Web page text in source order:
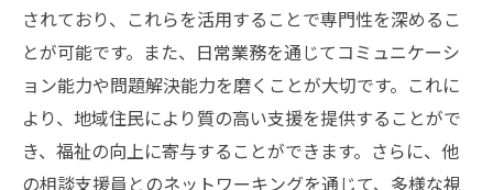
されており、これらを活用することで専門性を深めるこ
とが可能です。また、日常業務を通じてコミュニケーシ
ョン能力や問題解決能力を磨くことが大切です。これに
より、地域住民により質の高い支援を提供することがで
き、福祉の向上に寄与することができます。さらに、他
の相談支援員とのネットワーキングを通じて、多様な視